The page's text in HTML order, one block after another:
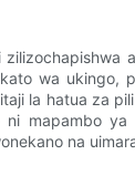
wa ukingo,
la hatua za
mapambo
na